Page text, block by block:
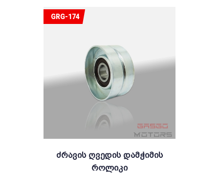
Ძრავის Ღვედის Დამჭიმის
Როლიკი
GRG-174